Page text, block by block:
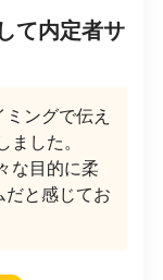
て内定者サ
ングで伝え
ました。
な目的に柔
だと感じてお